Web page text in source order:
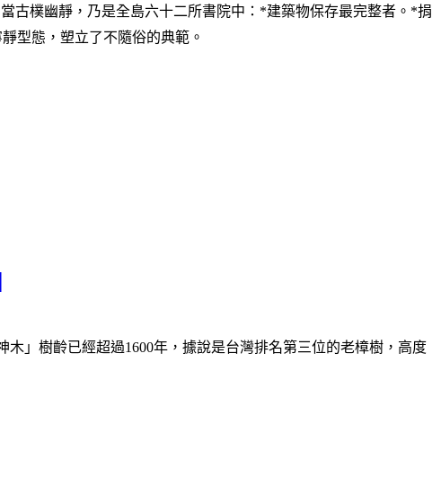
古樸幽靜，乃是全島六十二所書院中：*建築物保存最完整者。*捐
型態，塑立了不隨俗的典範。
木」 樹齡已經超過1600年，據說是台灣排名第三位的老樟樹，高度